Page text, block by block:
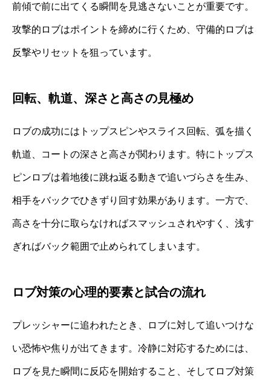
前傾で前に出てくる瞬間を見逃さないことが重要です。
攻撃的ロブはポイントを締めに行くため、守備的ロブは
反撃やリセットを狙っています。
回転、軌道、深さと高さの見極め
ロブの成功にはトップスピンやスライス回転、弧を描く
軌道、コートの深さと高さが関わります。特にトップス
ピンロブは着地後に跳ね返る動きで追いづらさを生み、
相手をバックでひきずり回す効果があります。一方で、
高さを十分に取らなければスマッシュされやすく、浅す
ぎればバック範囲で止められてしまいます。
ロブ対策の心理的要素と試合の流れ
プレッシャーに追われたとき、ロブに対して追いつけな
い恐怖や焦りが出てきます。冷静に対応するためには、
ロブを見た瞬間に反応を開始すること、そしてロブ対策